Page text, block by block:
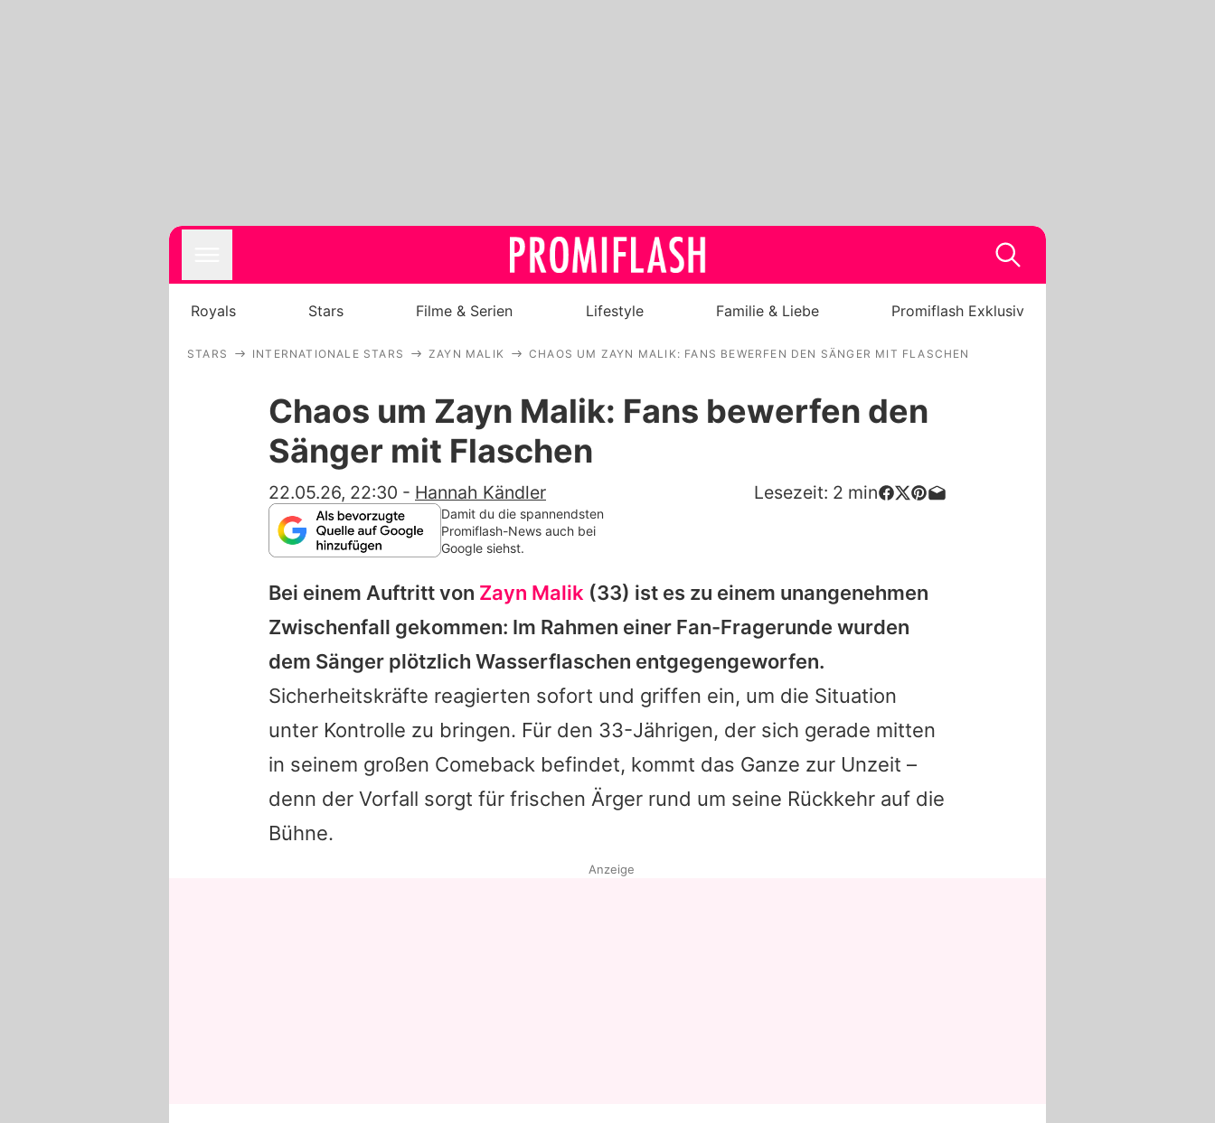
Royals
Stars
Familie & Liebe
Alle Themen auf Promiflash
App runterladen
Team
Redaktionelle Richtlinien
Impressum
Nutzungsbedingungen
Royals Stars Filme & Serien Lifestyle Familie & Liebe Promiflash Exklusiv
STARS INTERNATIONALE STARS ZAYN MALIK CHAOS UM ZAYN MALIK: FANS BEWERFEN DEN SÄNGER MIT FLASCHEN
Chaos um Zayn Malik: Fans bewerfen den
Sänger mit Flaschen
22.05.26, 22:30 - Hannah Kändler Lesezeit: 2 min
Damit du die spannendsten
Promiflash-News auch bei
Google siehst.
Bei einem Auftritt von Zayn Malik (33) ist es zu einem unangenehmen
Zwischenfall gekommen: Im Rahmen einer Fan-Fragerunde wurden
dem Sänger plötzlich Wasserflaschen entgegengeworfen.
Sicherheitskräfte reagierten sofort und griffen ein, um die Situation
unter Kontrolle zu bringen. Für den 33-Jährigen, der sich gerade mitten
in seinem großen Comeback befindet, kommt das Ganze zur Unzeit –
denn der Vorfall sorgt für frischen Ärger rund um seine Rückkehr auf die
Bühne.
Anzeige